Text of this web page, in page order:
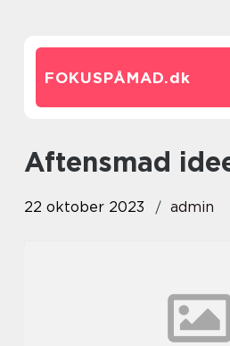
FOKUSPÅMAD.dk
aftensmad
22 oktober 2023 admin